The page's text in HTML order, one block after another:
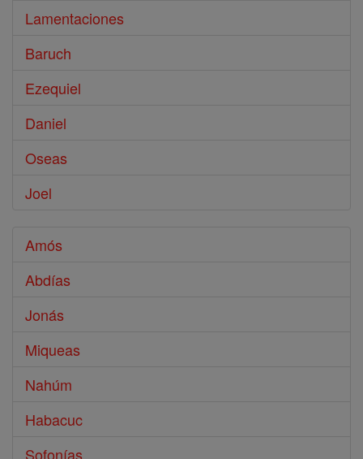
Lamentaciones
Baruch
Ezequiel
Daniel
Oseas
Joel
Amós
Abdías
Jonás
Miqueas
Nahúm
Habacuc
Sofonías